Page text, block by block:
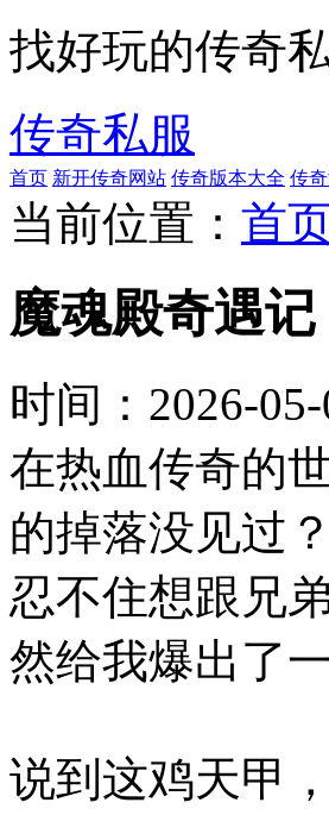
找好玩的传奇
传奇私服
首页 新开传奇网站 传奇版本大全 传
当前位置： 首
魔魂殿奇遇
时间： 2026-
在热血传奇的
的掉落没见过
忍不住想跟兄
然给我爆出了
说到这鸡天甲